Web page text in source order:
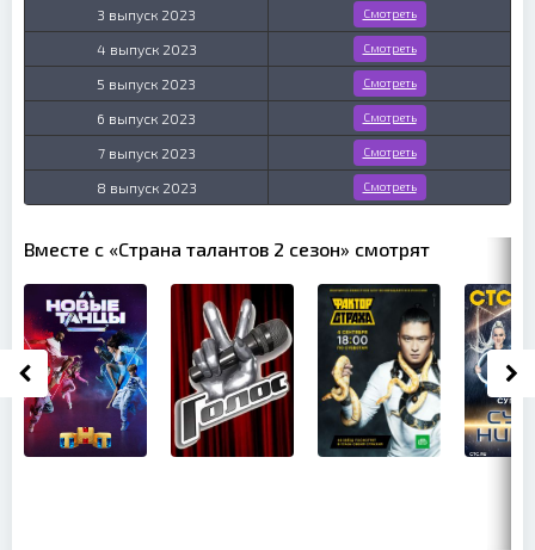
3 выпуск 2023 Смотреть
4 выпуск 2023 Смотреть
5 выпуск 2023 Смотреть
6 выпуск 2023 Смотреть
7 выпуск 2023 Смотреть
8 выпуск 2023 Смотреть
Вместе с «Страна талантов 2 сезон» смотрят